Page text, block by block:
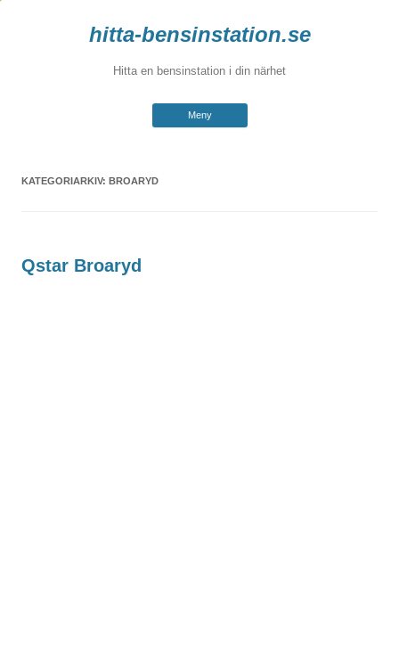
hitta-bensinstation.se
Hitta en bensinstation i din närhet
Meny
Hoppa
till
KATEGORIARKIV: BROARYD
Qstar Broaryd